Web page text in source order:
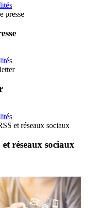
presse
et réseaux sociaux
réseaux sociaux